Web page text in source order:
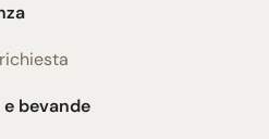
bevande